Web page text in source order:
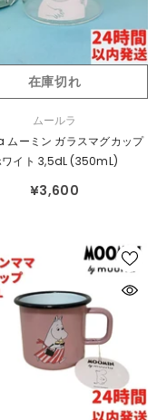
在庫切れ
ムールラ
ムーミン ガラスマグカップ
ワイト 3,5dL (350mL)
¥3,600